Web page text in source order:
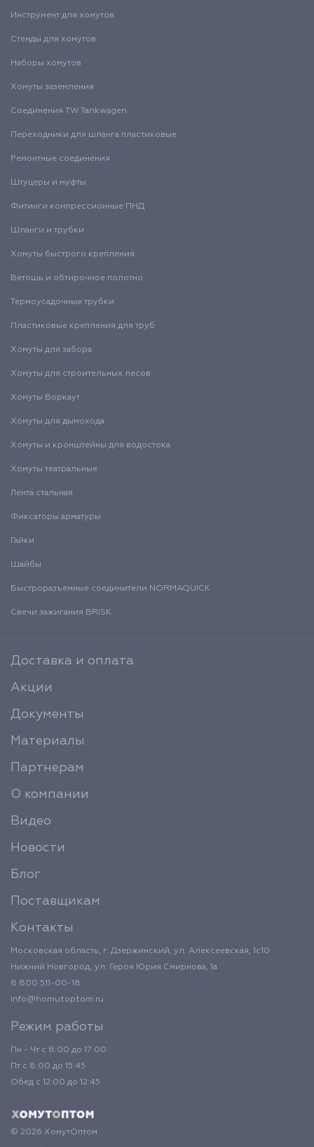
Инструмент для хомутов
Стенды для хомутов
Наборы хомутов
Хомуты заземления
Соединения TW Tankwagen
Переходники для шланга пластиковые
Ремонтные соединения
Штуцеры и муфты
Фитинги компрессионные ПНД
Шланги и трубки
Хомуты быстрого крепления
Ветошь и обтирочное полотно
Термоусадочные трубки
Пластиковые крепления для труб
Хомуты для забора
Хомуты для строительных лесов
Хомуты Воркаут
Хомуты для дымохода
Хомуты и кронштейны для водостока
Хомуты театральные
Лента стальная
Фиксаторы арматуры
Гайки
Шайбы
Быстроразъемные соединители NORMAQUICK
Свечи зажигания BRISK
Доставка и оплата
Акции
Документы
Материалы
Партнерам
О компании
Видео
Новости
Блог
Поставщикам
Контакты
Московская область, г. Дзержинский, ул. Алексеевская, 1с10
Нижний Новгород, ул. Героя Юрия Смирнова, 1а
8 800 511-00-18
info@homutoptom.ru
Режим работы
Пн - Чт с 8:00 до 17:00
Пт с 8:00 до 15:45
Обед с 12:00 до 12:45
© 2026 ХомутОптом